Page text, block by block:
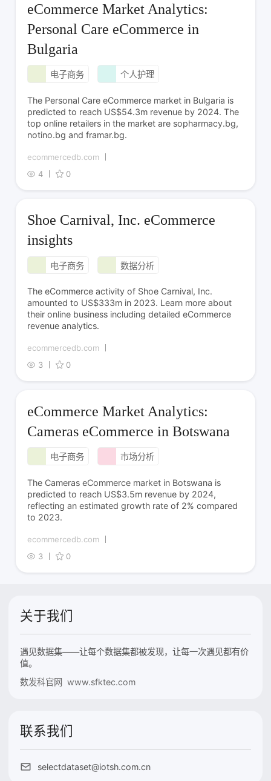
eCommerce Market Analytics:
Personal Care eCommerce in
Bulgaria
电子商务 个人护理
The Personal Care eCommerce market in Bulgaria is
predicted to reach US$54.3m revenue by 2024. The
top online retailers in the market are sopharmacy.bg,
notino.bg and framar.bg.
ecommercedb.com
4
0
Shoe Carnival, Inc. eCommerce
insights
电子商务 数据分析
The eCommerce activity of Shoe Carnival, Inc.
amounted to US$333m in 2023. Learn more about
their online business including detailed eCommerce
revenue analytics.
ecommercedb.com
3
0
eCommerce Market Analytics:
Cameras eCommerce in Botswana
电子商务 市场分析
The Cameras eCommerce market in Botswana is
predicted to reach US$3.5m revenue by 2024,
reflecting an estimated growth rate of 2% compared
to 2023.
ecommercedb.com
3
0
关于我们
遇见数据集——让每个数据集都被发现，让每一次遇见都有价
值。
数发科官网 www.sfktec.com
联系我们
selectdataset@iotsh.com.cn